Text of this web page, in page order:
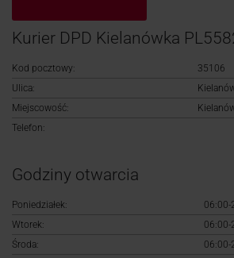
Logowanie
Kurier DPD Kielanówka
Kod pocztowy:
35106
Ulica:
Miejscowość:
Telefon:
Godziny otwarcia
Poniedziałek:
06:00-
Wtorek:
06:00-
Środa:
06:00-